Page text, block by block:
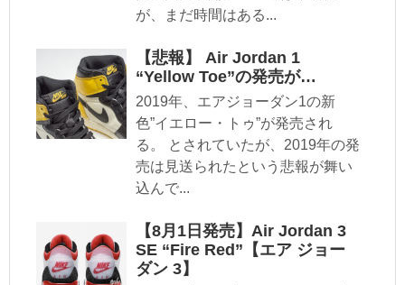
が、まだ時間はある...
【悲報】 Air Jordan 1
“Yellow Toe”の発売が…
2019年、エアジョーダン1の新
色”イエロー・トゥ”が発売され
る。 とされていたが、2019年の発
売は見送られたという悲報が舞い
込んで...
【8月1日発売】Air Jordan 3
SE “Fire Red”【エア ジョー
ダン 3】